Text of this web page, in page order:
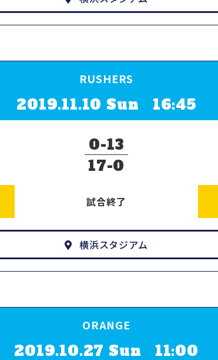
RUSHERS
2019.11.10 Sun 16:45
試合終了
0 13
17 0
横浜スタジアム
ORANGE
2019.10.27 Sun 11:00